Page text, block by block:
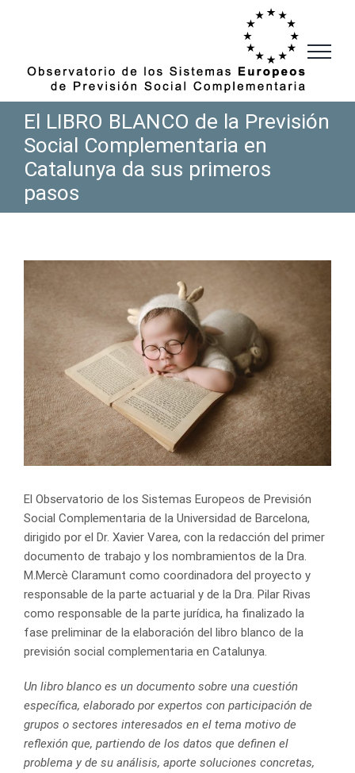
El LIBRO BLANCO de la Previsión
Social Complementaria en
Catalunya da sus primeros
pasos
imagen
El Observatorio de los Sistemas Europeos de Previsión
Social Complementaria de la Universidad de Barcelona,
dirigido por el Dr. Xavier Varea, con la redacción del primer
documento de trabajo y los nombramientos de la Dra.
M.Mercè Claramunt como coordinadora del proyecto y
responsable de la parte actuarial y de la Dra. Pilar Rivas
como responsable de la parte jurídica, ha finalizado la
fase preliminar de la elaboración del libro blanco de la
previsión social complementaria en Catalunya.
Un libro blanco es un documento sobre una cuestión
específica, elaborado por expertos con participación de
grupos o sectores interesados en el tema motivo de
reflexión que, partiendo de los datos que definen el
problema y de su análisis, aporte soluciones concretas,